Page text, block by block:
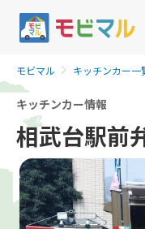
モビマル キッチンカー一
キッチンカー情報
相武台駅前